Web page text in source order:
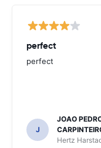
perfect
perfect
J
JOAO
Hertz